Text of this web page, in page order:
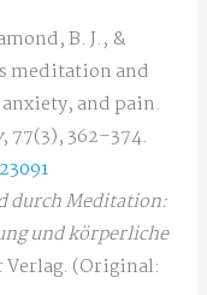
B. J., &
meditation and
and pain.
, 77(3), 362–374.
durch Meditation:
und körperliche
(Original: